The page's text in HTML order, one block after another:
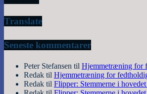
Translate
Seneste kommentarer
Peter Stefansen til Hjemmetræning for
Redak til Hjemmetræning for
Redak til Flipper: Stemmerne i hovedet